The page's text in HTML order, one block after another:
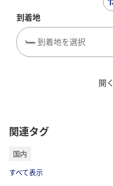
到着地
到着地を選択
往路出発日および時間帯
往復で異なるクラスで検索開く
関連タグ
国内
すべて表示